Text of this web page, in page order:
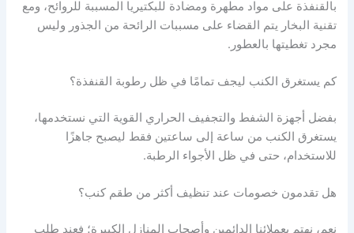
بالقنفذة على مواد مطهرة ومضادة للبكتيريا المسببة للروائح، ومع
تقنية البخار يتم القضاء على مسببات الرائحة من الجذور وليس
مجرد تغطيتها بالعطور.
كم يستغرق الكنب ليجف تمامًا في ظل رطوبة القنفذة؟
بفضل أجهزة الشفط والتجفيف الحراري القوية التي نستخدمها،
يستغرق الكنب من ساعة إلى ساعتين فقط ليصبح جاهزًا
للاستخدام، حتى في ظل الأجواء الرطبة.
هل تقدمون خصومات عند تنظيف أكثر من طقم كنب؟
نعم، نهتم بعملائنا الدائمين وأصحاب المنازل الكبيرة؛ فعند طلب